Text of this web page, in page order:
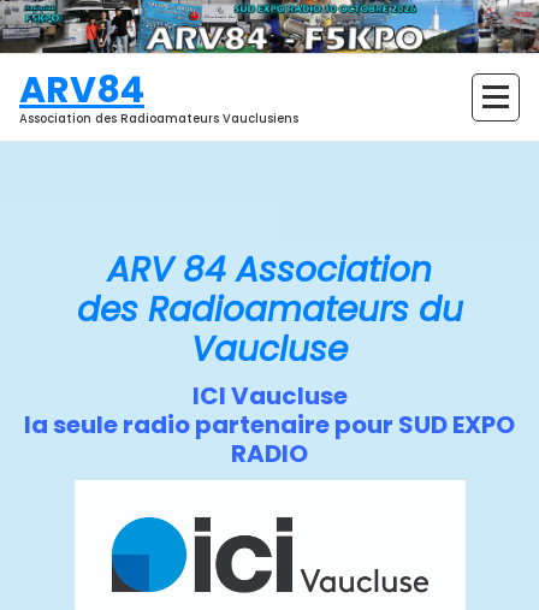
Aller
au
contenu
ARV84
Association des Radioamateurs Vauclusiens
ARV 84 Association
des Radioamateurs du
Vaucluse
ICI Vaucluse
la seule radio partenaire pour SUD EXPO
RADIO